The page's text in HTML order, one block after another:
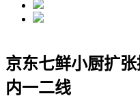
京东七鲜小厨扩
内一二线